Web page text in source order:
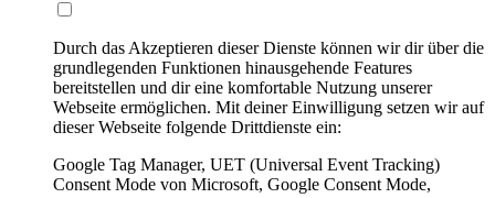
Durch das Akzeptieren dieser Dienste können wir dir über die
grundlegenden Funktionen hinausgehende Features
bereitstellen und dir eine komfortable Nutzung unserer
Webseite ermöglichen. Mit deiner Einwilligung setzen wir auf
dieser Webseite folgende Drittdienste ein:
Google Tag Manager, UET (Universal Event Tracking)
Consent Mode von Microsoft, Google Consent Mode,